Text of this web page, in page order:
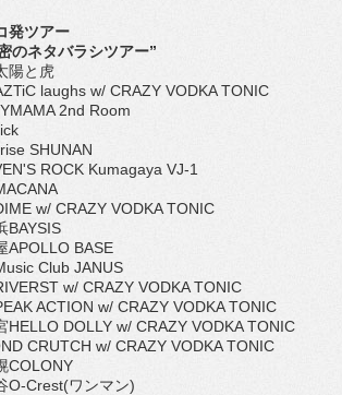
発ツアー
のネタバラシツアー”
陽と虎
laughs w/ CRAZY VODKA TONIC
2nd Room
SHUNAN
ROCK Kumagaya VJ-1
w/ CRAZY VODKA TONIC
BAYSIS
APOLLO BASE
Club JANUS
w/ CRAZY VODKA TONIC
ACTION w/ CRAZY VODKA TONIC
HELLO DOLLY w/ CRAZY VODKA TONIC
CRUTCH w/ CRAZY VODKA TONIC
COLONY
O-Crest(ワンマン)